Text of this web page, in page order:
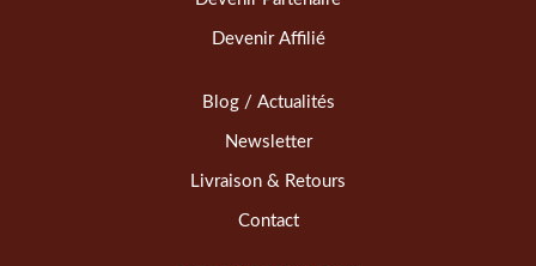
Devenir Affilié
Blog / Actualités
Newsletter
Livraison & Retours
Contact